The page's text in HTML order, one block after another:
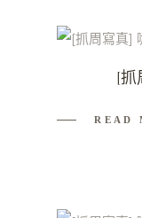
[抓
READ